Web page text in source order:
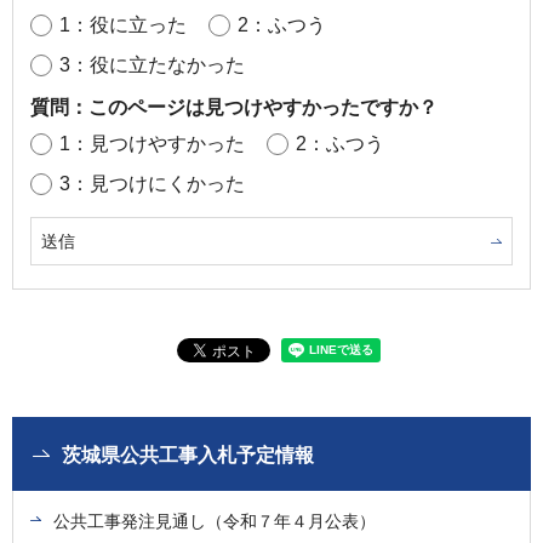
1：役に立った
2：ふつう
3：役に立たなかった
質問：このページは見つけやすかったですか？
1：見つけやすかった
2：ふつう
3：見つけにくかった
茨城県公共工事入札予定情報
公共工事発注見通し（令和７年４月公表）